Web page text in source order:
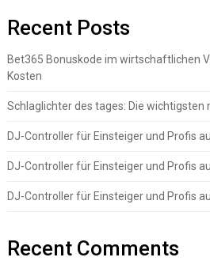
Recent Posts
Bet365 Bonuskode im wirtschaftlichen
Kosten
Schlaglichter des tages: Die wichtigsten
DJ-Controller für Einsteiger und Profis
DJ-Controller für Einsteiger und Profis
DJ-Controller für Einsteiger und Profis
Recent Comments